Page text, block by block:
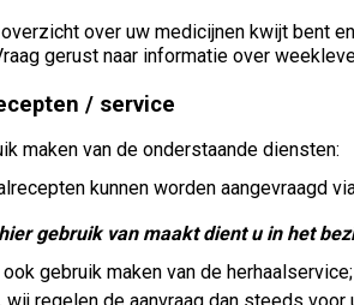
over uw medicijnen kwijt bent
gerust naar informatie over
/ service
maken van de onderstaande diensten:
kunnen worden aangevraagd
gebruik van maakt dient u in het
ook gebruik maken van de